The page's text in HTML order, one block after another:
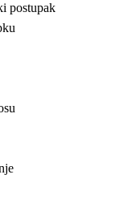
postupak